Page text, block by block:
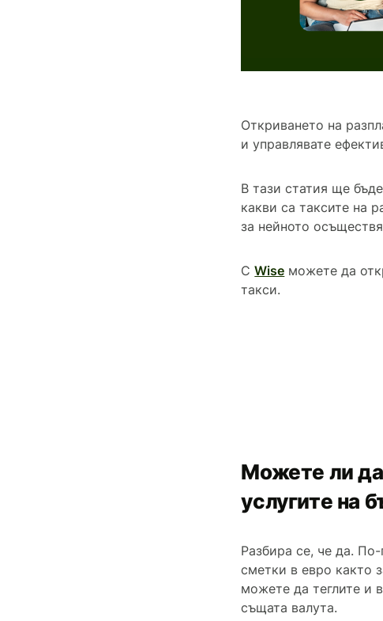
Откриването на
и управлявате
В тази статия ще
какви са таксите на
за нейното
СWise можете да
такси.
Можете ли да
услугите на
Разбира се, че да.
сметки в евро както
можете да теглите и
същата валута.